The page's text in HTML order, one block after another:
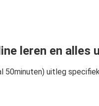
leren en alles
50minuten) uitleg